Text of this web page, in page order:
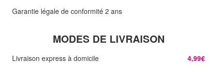
Garantie légale de conformité 2 ans
MODES DE LIVRAISON
Livraison express à domicile 4,99€